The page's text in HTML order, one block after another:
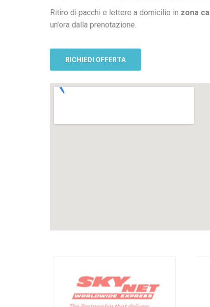
Ritiro di pacchi e lettere a domicilio in zona
un'ora dalla prenotazione.
RICHIEDI OFFERTA